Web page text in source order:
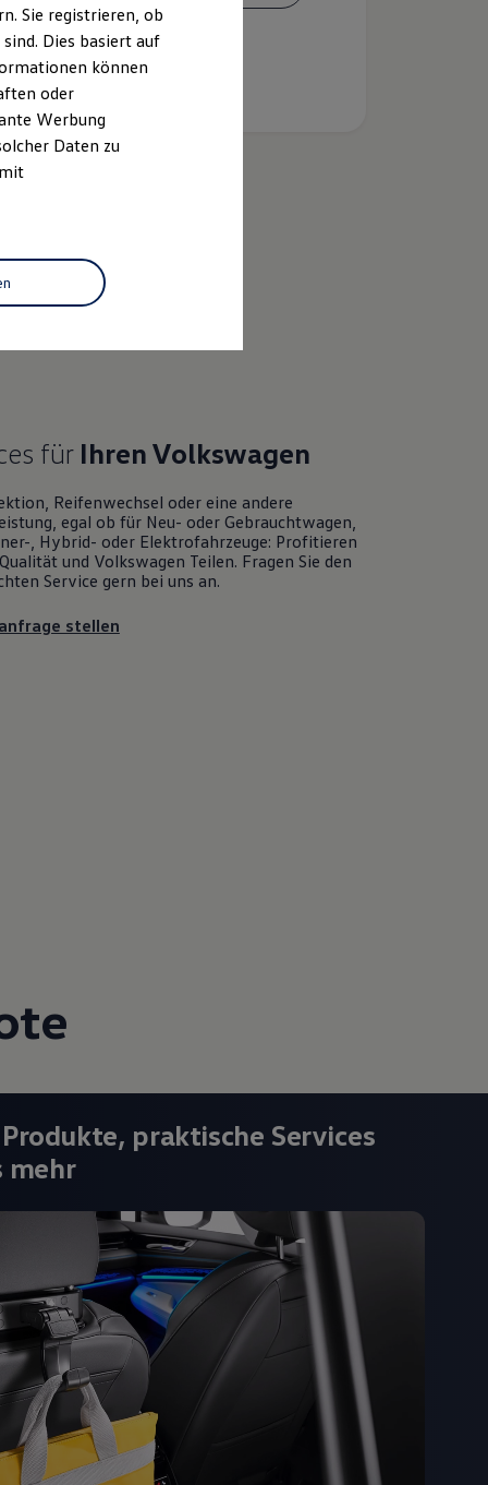
für IhrenVolkswagen
Reifenwechsel oder eine andere
egal ob für Neu- oder Gebrauchtwagen
, Hybrid- oder Elektrofahrzeuge: Profitieren
und Volkswagen Teilen. Fragen Sie den
Service gern bei uns an.
stellen
praktische Services
mehr
Sie registrieren, ob
Dies basiert auf
können
oder
Werbung
Daten zu